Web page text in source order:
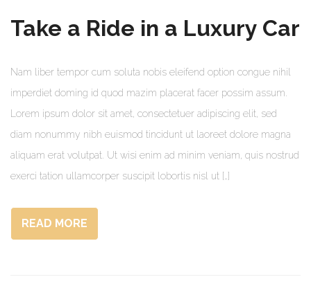
Take a Ride in a Luxury Car
Nam liber tempor cum soluta nobis eleifend option congue nihil
imperdiet doming id quod mazim placerat facer possim assum.
Lorem ipsum dolor sit amet, consectetuer adipiscing elit, sed
diam nonummy nibh euismod tincidunt ut laoreet dolore magna
aliquam erat volutpat. Ut wisi enim ad minim veniam, quis nostrud
exerci tation ullamcorper suscipit lobortis nisl ut […]
READ MORE